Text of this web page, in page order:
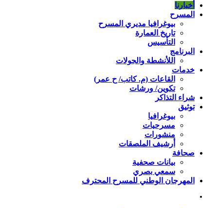
أخبارنا
المسرح
بيوغرافيا مديري المسرح
تاريخ العمارة
التأسيس
البرنامج
اللأنشطة والجولات
خدمات
القاعات (م. كاتب/ ح عمر)
تكوين/ ورشات
شراء التذاكر
توثيق
بيوغرافيا
مسرحيات
منشورات
أرشيف الملصقات
صحافة
بيانات صحفية
سمعي بصري
المهرجان الوطني للمسرح المحترف